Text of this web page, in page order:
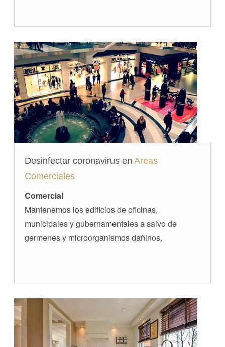
Desinfectar coronavirus enAreas
Comerciales
Comercial
Mantenemos los edificios de oficinas,
municipales y gubernamentales a salvo de
gérmenes y microorganismos dañinos.